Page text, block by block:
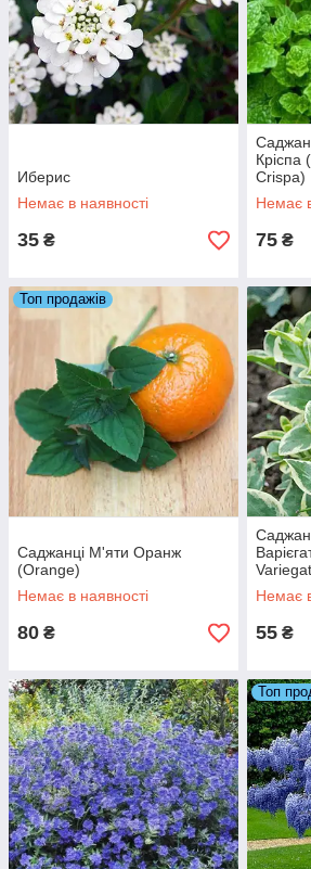
Иберис
Немає в наявності
35 ₴
Кріспа
Crispa)
Немає
75 ₴
Топ продажів
Саджанці М'яти Оранж
(Orange)
Немає в наявності
80 ₴
Немає
55 ₴
Топ